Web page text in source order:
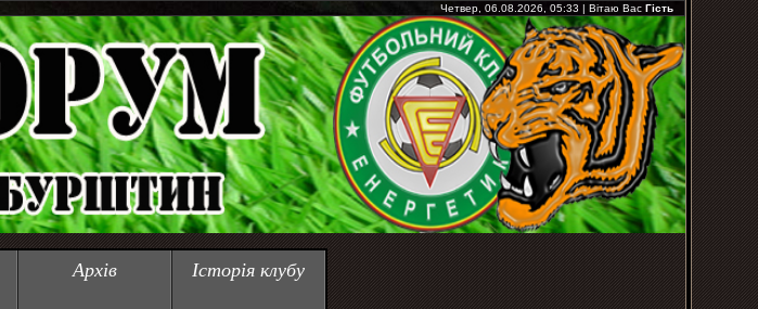
Четвер, 06.08.2026, 05:33 | Вітаю Вас Гість
Архів Історія клубу